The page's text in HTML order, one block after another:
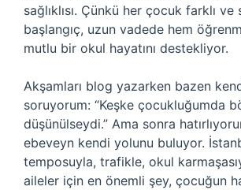
sağlıklısı. Çünkü her çocuk farklı ve
başlangıç, uzun vadede hem
mutlu bir okul hayatını destekliyor.
Akşamları blog yazarken bazen
soruyorum: “Keşke çocukluğumda
düşünülseydi.” Ama sonra
ebeveyn kendi yolunu buluyor.
temposuyla, trafikle, okul
aileler için en önemli şey, çocuğun